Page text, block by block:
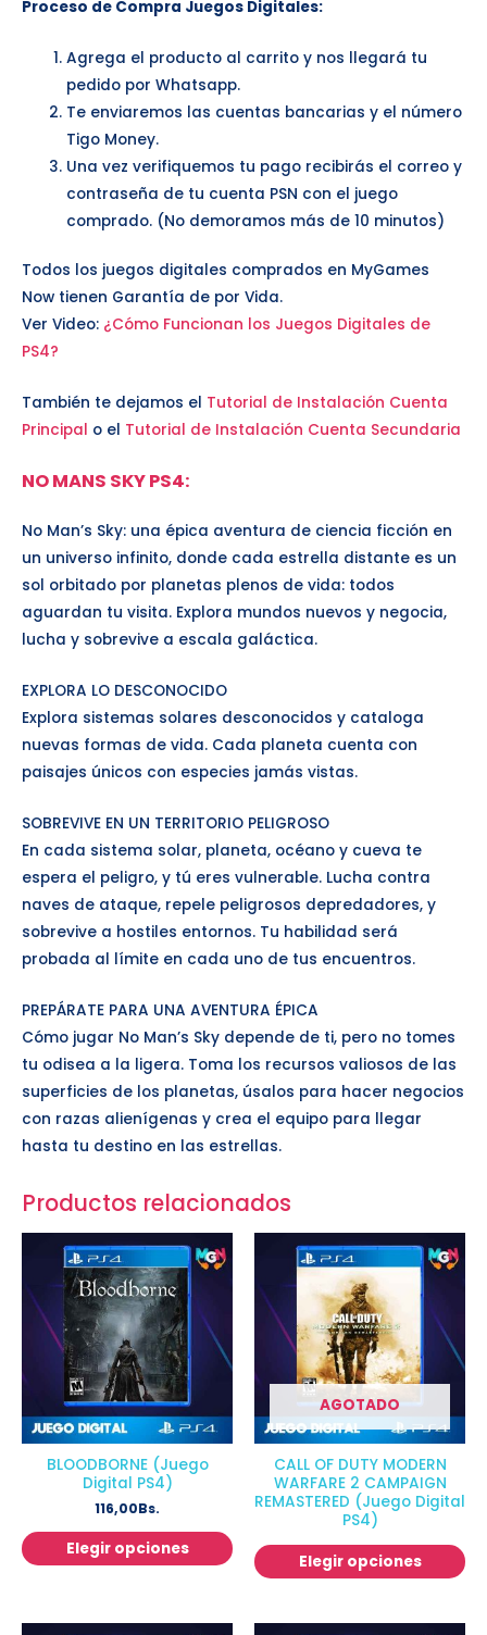
Proceso de Compra Juegos Digitales:
Agrega el producto al carrito y nos llegará tu
pedido por Whatsapp.
Te enviaremos las cuentas bancarias y el número
Tigo Money.
Una vez verifiquemos tu pago recibirás el correo y
contraseña de tu cuenta PSN con el juego
comprado. (No demoramos más de 10 minutos)
Todos los juegos digitales comprados en MyGames
Now tienen Garantía de por Vida.
Ver Video: ¿Cómo Funcionan los Juegos Digitales de
PS4?
También te dejamos el Tutorial de Instalación Cuenta
Principal o el Tutorial de Instalación Cuenta Secundaria
NO MANS SKY PS4:
No Man’s Sky: una épica aventura de ciencia ficción en
un universo infinito, donde cada estrella distante es un
sol orbitado por planetas plenos de vida: todos
aguardan tu visita. Explora mundos nuevos y negocia,
lucha y sobrevive a escala galáctica.
EXPLORA LO DESCONOCIDO
Explora sistemas solares desconocidos y cataloga
nuevas formas de vida. Cada planeta cuenta con
paisajes únicos con especies jamás vistas.
SOBREVIVE EN UN TERRITORIO PELIGROSO
En cada sistema solar, planeta, océano y cueva te
espera el peligro, y tú eres vulnerable. Lucha contra
naves de ataque, repele peligrosos depredadores, y
sobrevive a hostiles entornos. Tu habilidad será
probada al límite en cada uno de tus encuentros.
PREPÁRATE PARA UNA AVENTURA ÉPICA
Cómo jugar No Man’s Sky depende de ti, pero no tomes
tu odisea a la ligera. Toma los recursos valiosos de las
superficies de los planetas, úsalos para hacer negocios
con razas alienígenas y crea el equipo para llegar
hasta tu destino en las estrellas.
Productos relacionados
BLOODBORNE (Juego
Digital PS4)
116,00Bs.
Elegir opciones
AGOTADO
CALL OF DUTY MODERN
WARFARE 2 CAMPAIGN
REMASTERED (Juego Digital
PS4)
Elegir opciones